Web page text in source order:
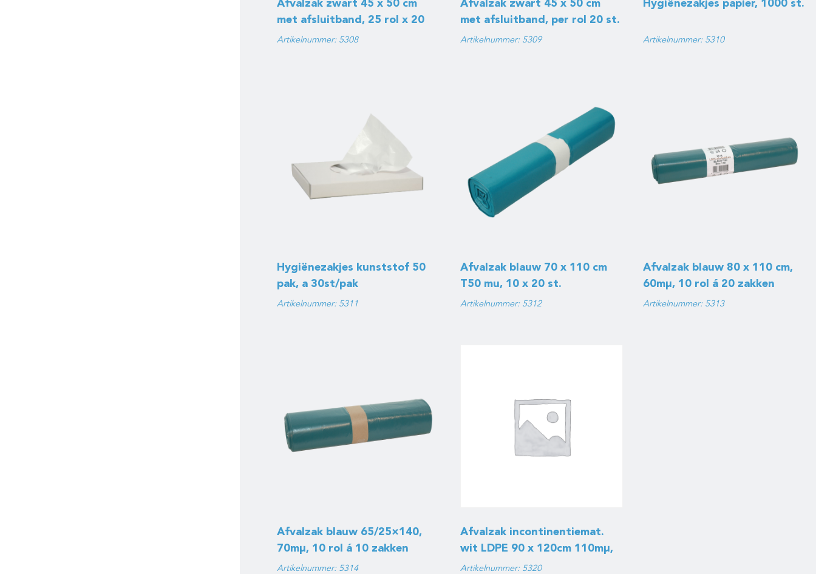
Afvalzak zwart 45 x 50 cm
met afsluitband, 25 rol x 20
st. (8 L)
Artikelnummer: 5308
Afvalzak zwart 45 x 50 cm
met afsluitband, per rol 20 st.
(8 L)
Artikelnummer: 5309
Hygiënezakjes papier, 1000 st.
Artikelnummer: 5310
Hygiënezakjes kunststof 50
pak, a 30st/pak
Artikelnummer: 5311
Afvalzak blauw 70 x 110 cm
T50 mu, 10 x 20 st.
Artikelnummer: 5312
Afvalzak blauw 80 x 110 cm,
60mμ, 10 rol á 20 zakken
Artikelnummer: 5313
Afvalzak blauw 65/25×140,
70mμ, 10 rol á 10 zakken
Artikelnummer: 5314
Afvalzak incontinentiemat.
wit LDPE 90 x 120cm 110mμ,
100st
Artikelnummer: 5320